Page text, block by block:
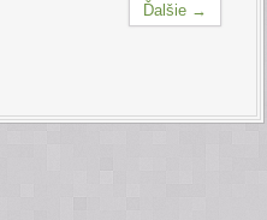
Ďalšie →